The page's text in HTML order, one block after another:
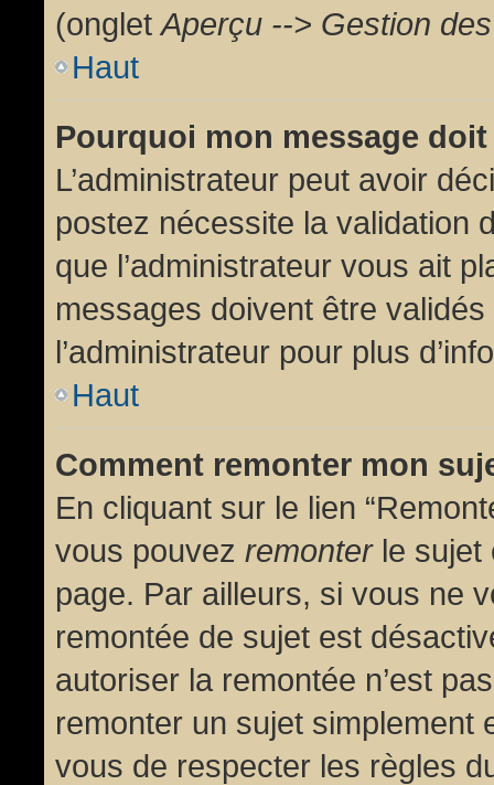
(ongletAperçu --> Gestion
Haut
Pourquoi mon message
L’administrateur peut avoir
postez nécessite la validation
que l’administrateur vous ait
messages doivent être
l’administrateur pour plus
Haut
Comment remonter mon
En cliquant sur le lien
vous pouvez remonterle sujet
page. Par ailleurs, si vous ne
remontée de sujet est
autoriser la remontée n’est
remonter un sujet simplement
vous de respecter les règles